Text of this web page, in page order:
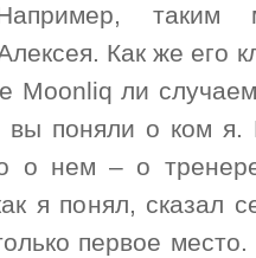
таким
Как же его
Moonliq ли
поняли о ком я.
о нем – о
я понял, сказал
первое